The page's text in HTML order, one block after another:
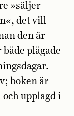
»säljer
det vill
den är
plågade
boken är
ochupplagd i